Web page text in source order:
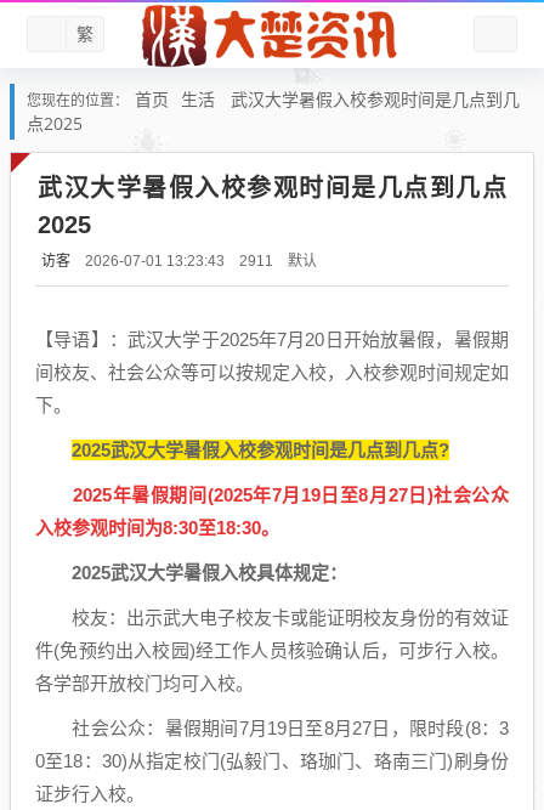
繁
您现在的位置： 首页 生活
武汉大学暑假入校参观时间是几点到几
点2025
武汉大学暑假入校参观时间是几点到几点
2025
访客 2026-07-01 13:23:43 2911 默认
【导语】：武汉大学于2025年7月20日开始放暑假，暑假期
间校友、社会公众等可以按规定入校，入校参观时间规定如
下。
2025武汉大学暑假入校参观时间是几点到几点?
2025年暑假期间(2025年7月19日至8月27日)社会公众
入校参观时间为8:30至18:30。
2025武汉大学暑假入校具体规定：
校友：出示武大电子校友卡或能证明校友身份的有效证
件(免预约出入校园)经工作人员核验确认后，可步行入校。
各学部开放校门均可入校。
社会公众：暑假期间7月19日至8月27日，限时段(8：3
0至18：30)从指定校门(弘毅门、珞珈门、珞南三门)刷身份
证步行入校。